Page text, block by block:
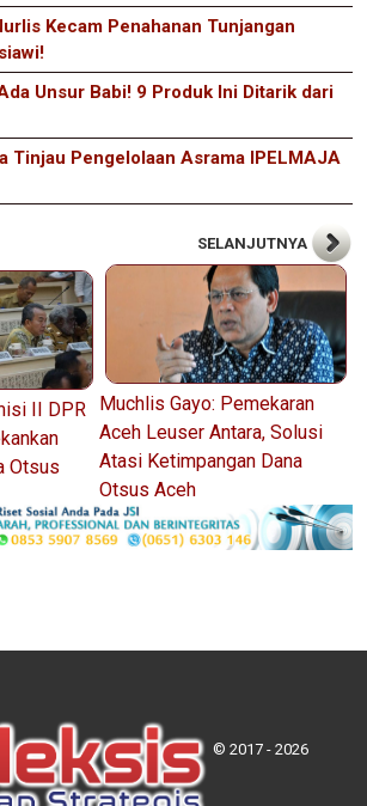
Kecam Penahanan Tunjangan
Unsur Babi! 9 Produk Ini Ditarik dari
Tinjau Pengelolaan Asrama IPELMAJA
II DPR
Otsus
SELANJUTNYA
Muchlis Gayo: Pemekaran
Aceh Leuser Antara, Solusi
Atasi Ketimpangan Dana
Otsus Aceh
© 2017 - 2026